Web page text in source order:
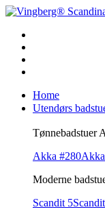
Home
Utendørs
Tønnebadstuer
Akka #280
Moderne
Scandit 5